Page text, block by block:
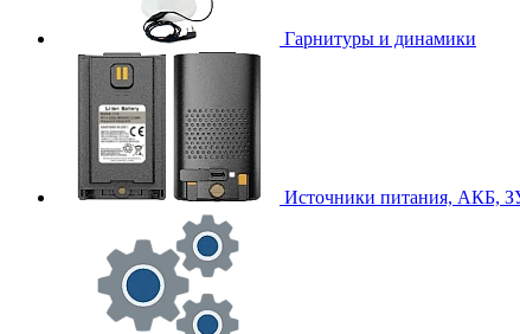
Гарнитуры и динамики
Источники питания, АКБ,